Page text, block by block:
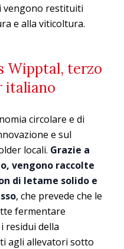
restituiti
e alla viticoltura.
Wipptal, terzo
italiano
circolare e di
e sul
locali. Grazie a
vengono raccolte
di letame solido e
, che prevede che le
fermentare
residui della
agli allevatori sotto